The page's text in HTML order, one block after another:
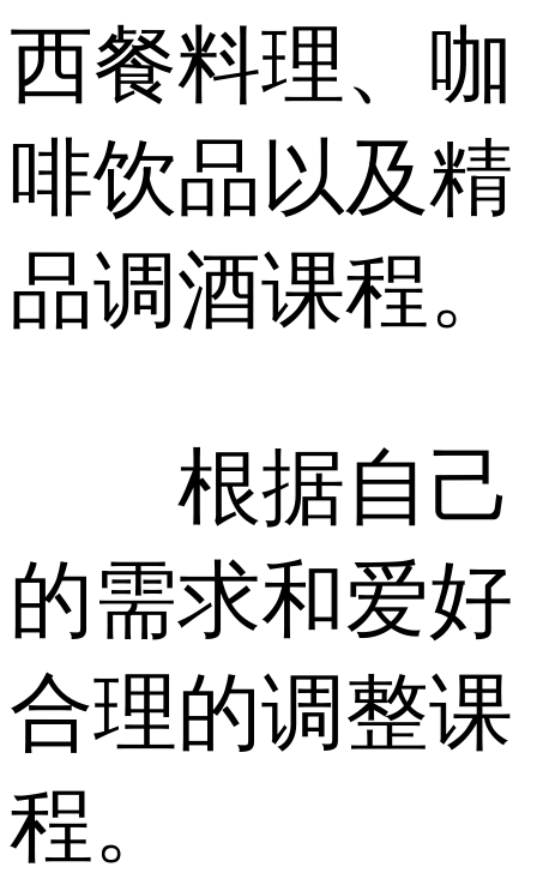
西餐料理、咖
啡饮品以及精
品调酒课程。
根据自己
的需求和爱好
合理的调整课
程。